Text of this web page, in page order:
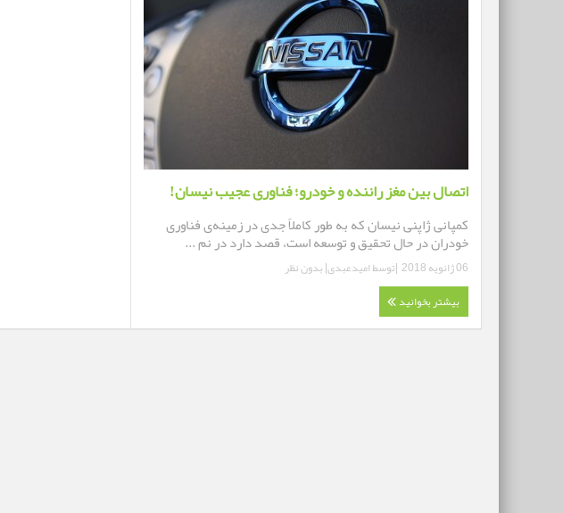
اتصال بین مغز راننده و خودرو؛ فناوری عجیب نیسان!
کمپانی ژاپنی نیسان که به طور کاملاً جدی در زمینه‌ی فناوری
خودران در حال تحقیق و توسعه است، قصد دارد در نم ...
06 ژانویه 2018 |توسطامیدعبدی|بدون نظر
بیشتر بخوانید